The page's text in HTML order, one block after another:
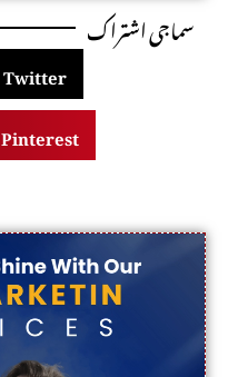
سماجی اشتراک
Twitter
Pinterest